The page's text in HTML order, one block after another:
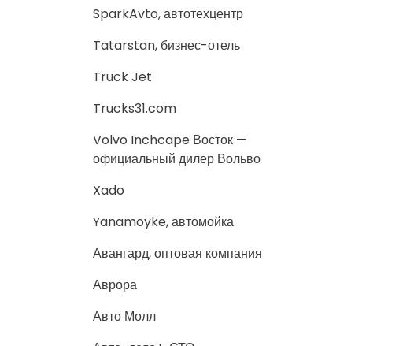
SparkAvto, автотехцентр
Tatarstan, бизнес-отель
Truck Jet
Trucks31.com
Volvo Inchcape Восток —
официальный дилер Вольво
Xado
Yanamoyke, автомойка
Авангард, оптовая компания
Аврора
Авто Молл